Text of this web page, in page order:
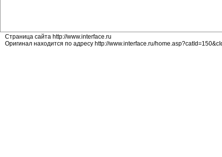
Страница сайта http://www.interface.ru
Оригинал находится по адресу http://www.interface.ru/